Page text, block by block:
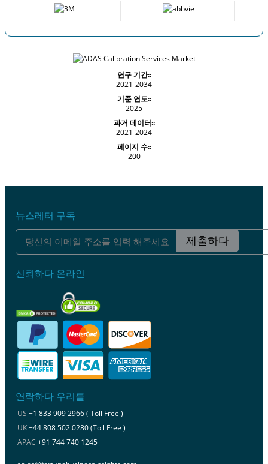
연구 기간::
2021-2034
기준 연도::
2025
과거 데이터::
2021-2024
페이지 수::
200
뉴스레터 구독
제출하다
신뢰하다 온라인
연락하다 우리를
US +1 833 909 2966 ( Toll Free )
UK+44 808 502 0280 (Toll Free )
APAC +91 744 740 1245